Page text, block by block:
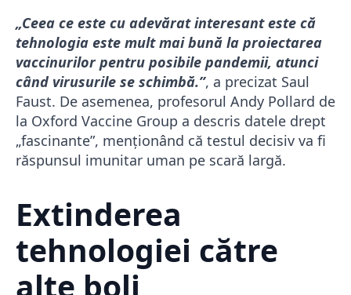
„Ceea ce este cu adevărat interesant este că
tehnologia este mult mai bună la proiectarea
vaccinurilor pentru posibile pandemii, atunci
când virusurile se schimbă.”, a precizat Saul
Faust. De asemenea, profesorul Andy Pollard de
la Oxford Vaccine Group a descris datele drept
„fascinante”, menționând că testul decisiv va fi
răspunsul imunitar uman pe scară largă.
Extinderea
tehnologiei către
alte boli